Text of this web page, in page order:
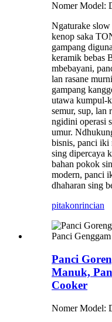
Nomer Model:
Ngaturake
kenop saka
gampang
keramik bebas
mbebayani,
lan rasane
gampang
utawa kumpul-
semur, sup, lan
ngidini operasi
umur.
bisnis, panci iki
sing dipercaya
bahan pokok
modern, panci
dhaharan sing
pitakonrincian
Panci
Manuk,
Cooker
Nomer Model: